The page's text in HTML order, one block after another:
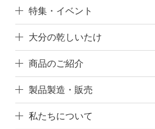
特集・イベント
大分の乾しいたけ
商品のご紹介
製品製造・販売
私たちについて